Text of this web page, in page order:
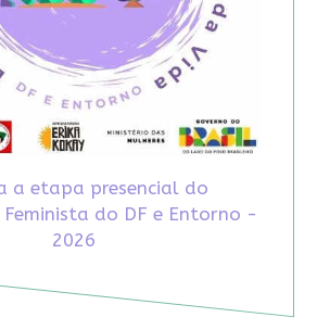
a etapa presencial do
do DF e Entorno -
2026